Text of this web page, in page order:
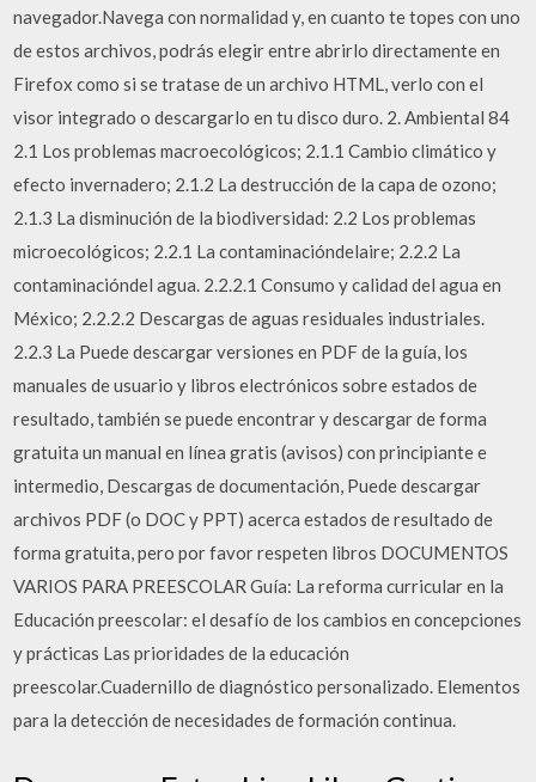
navegador.Navega con normalidad y, en cuanto te topes con uno
de estos archivos, podrás elegir entre abrirlo directamente en
Firefox como si se tratase de un archivo HTML, verlo con el
visor integrado o descargarlo en tu disco duro. 2. Ambiental 84
2.1 Los problemas macroecológicos; 2.1.1 Cambio climático y
efecto invernadero; 2.1.2 La destrucción de la capa de ozono;
2.1.3 La disminución de la biodiversidad: 2.2 Los problemas
microecológicos; 2.2.1 La contaminacióndelaire; 2.2.2 La
contaminacióndel agua. 2.2.2.1 Consumo y calidad del agua en
México; 2.2.2.2 Descargas de aguas residuales industriales.
2.2.3 La Puede descargar versiones en PDF de la guía, los
manuales de usuario y libros electrónicos sobre estados de
resultado, también se puede encontrar y descargar de forma
gratuita un manual en línea gratis (avisos) con principiante e
intermedio, Descargas de documentación, Puede descargar
archivos PDF (o DOC y PPT) acerca estados de resultado de
forma gratuita, pero por favor respeten libros DOCUMENTOS
VARIOS PARA PREESCOLAR Guía: La reforma curricular en la
Educación preescolar: el desafío de los cambios en concepciones
y prácticas Las prioridades de la educación
preescolar.Cuadernillo de diagnóstico personalizado. Elementos
para la detección de necesidades de formación continua.